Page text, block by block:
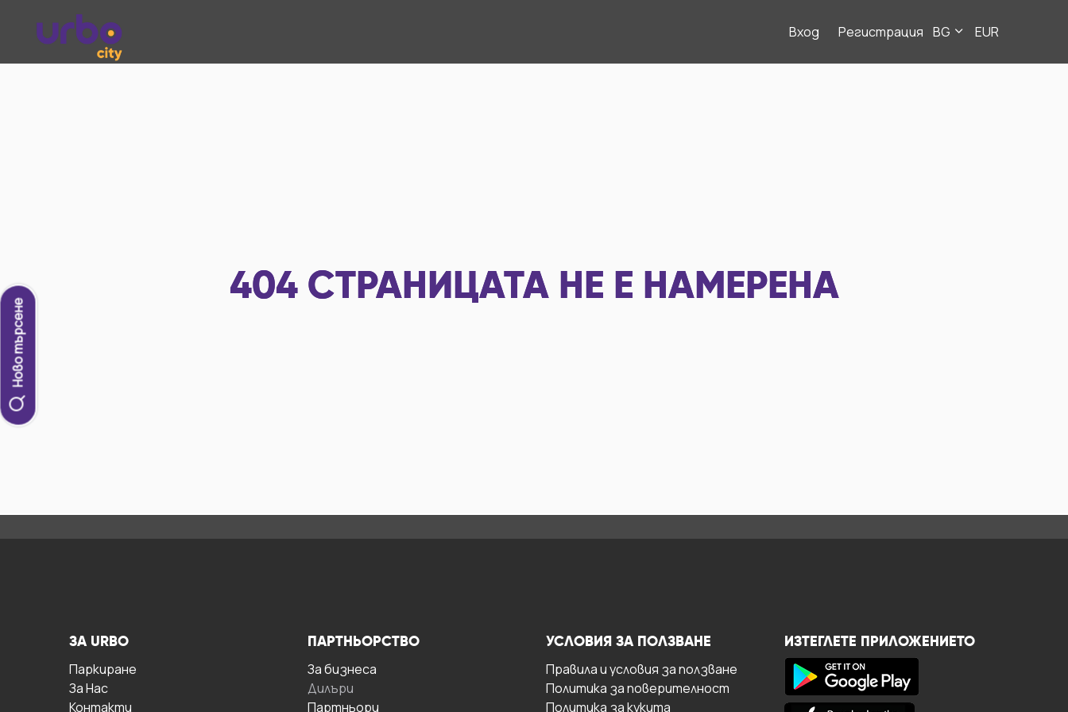
Вход Регистрация BG EUR
Ново търсене
404 СТРАНИЦАТА НЕ Е НАМЕРЕНА
ЗА URBO
Паркиране
За Hас
Контакти
ПАРТНЬОРСТВО
За бизнесa
Дилъри
Партньори
УСЛОВИЯ ЗА ПОЛЗВАНЕ
Правила и условия за ползване
Политика за поверителност
Политика за кукита
ИЗТЕГЛЕТЕ ПРИЛОЖЕНИЕТО